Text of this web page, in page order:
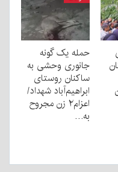
حمله یک گونه
جانوری وحشی به
ساکنان روستای
ابراهیم‌آباد شهداد/
اعزام۲ زن مجروح
به…